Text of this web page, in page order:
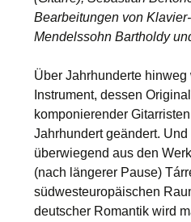
Bearbeitungen von
Mendelssohn Bartholdy
Über Jahrhunderte
Instrument, dessen
komponierender
Jahrhundert geändert.
überwiegend aus den
(nach längerer Pause)
südwesteuropäischen
deutscher Romantik wird